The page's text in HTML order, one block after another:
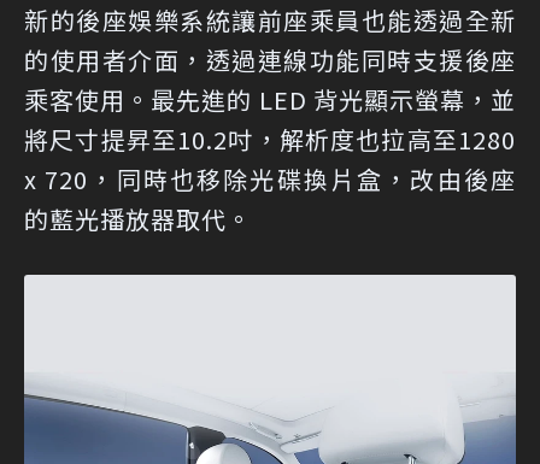
新的後座娛樂系統讓前座乘員也能透過全新
的使用者介面，透過連線功能同時支援後座
乘客使用。最先進的 LED 背光顯示螢幕，並
將尺寸提昇至10.2吋，解析度也拉高至1280
x 720，同時也移除光碟換片盒，改由後座
的藍光播放器取代。